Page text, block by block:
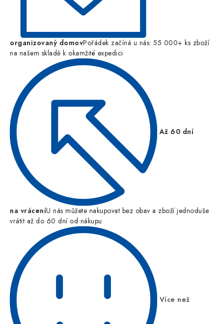
organizovaný domovPořádek začíná u nás: 55 000+ ks zboží
na našem skladě k okamžité expedici
Až 60 dní
na vráceníU nás můžete nakupovat bez obav a zboží jednoduše
vrátit až do 60 dní od nákupu
Více než